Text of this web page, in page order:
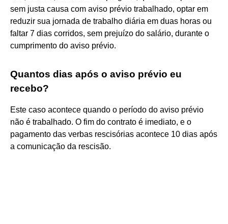
sem justa causa com aviso prévio trabalhado, optar em
reduzir sua jornada de trabalho diária em duas horas ou
faltar 7 dias corridos, sem prejuízo do salário, durante o
cumprimento do aviso prévio.
Quantos dias após o aviso prévio eu
recebo?
Este caso acontece quando o período do aviso prévio
não é trabalhado. O fim do contrato é imediato, e o
pagamento das verbas rescisórias acontece 10 dias após
a comunicação da rescisão.